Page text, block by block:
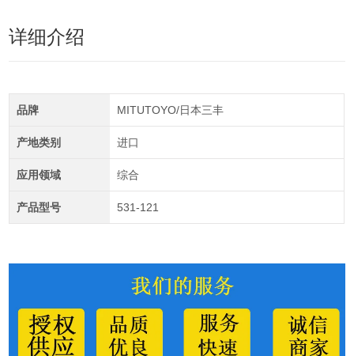
详细介绍
品牌 MITUTOYO/日本三丰
产地类别 进口
应用领域 综合
产品型号 531-121